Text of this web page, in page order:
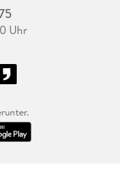
Uhr